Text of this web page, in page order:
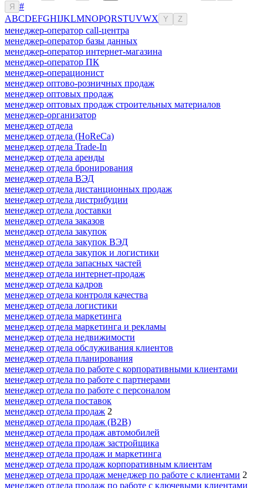
Я
#
ABCDEFGHIJKLMNOPQRSTUVWX Y Z
менеджер-оператор call-центра
менеджер-оператор базы данных
менеджер-оператор интернет-магазина
менеджер-оператор ПК
менеджер-операционист
менеджер оптово-розничных продаж
менеджер оптовых продаж
менеджер оптовых продаж строительных материалов
менеджер-организатор
менеджер отдела
менеджер отдела (HoReCa)
менеджер отдела Trade-In
менеджер отдела аренды
менеджер отдела бронирования
менеджер отдела ВЭД
менеджер отдела дистанционных продаж
менеджер отдела дистрибуции
менеджер отдела доставки
менеджер отдела заказов
менеджер отдела закупок
менеджер отдела закупок ВЭД
менеджер отдела закупок и логистики
менеджер отдела запасных частей
менеджер отдела интернет-продаж
менеджер отдела кадров
менеджер отдела контроля качества
менеджер отдела логистики
менеджер отдела маркетинга
менеджер отдела маркетинга и рекламы
менеджер отдела недвижимости
менеджер отдела обслуживания клиентов
менеджер отдела планирования
менеджер отдела по работе с корпоративными клиентами
менеджер отдела по работе с партнерами
менеджер отдела по работе с персоналом
менеджер отдела поставок
менеджер отдела продаж 2
менеджер отдела продаж (B2B)
менеджер отдела продаж автомобилей
менеджер отдела продаж застройщика
менеджер отдела продаж и маркетинга
менеджер отдела продаж корпоративным клиентам
менеджер отдела продаж менеджер по работе с клиентами 2
менеджер отдела продаж по работе с ключевыми клиентами